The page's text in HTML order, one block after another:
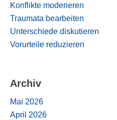
Konflikte moderieren
Traumata bearbeiten
Unterschiede diskutieren
Vorurteile reduzieren
Archiv
Mai 2026
April 2026